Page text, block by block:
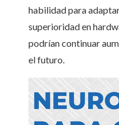
habilidad para
superioridad en
podrían continuar
el futuro.